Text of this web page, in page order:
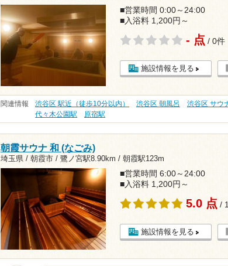
■営業時間 0:00～24:00
■入浴料 1,200円～
- 点 / 0件
施設情報を見る
関連情報 渋谷区 駅近（徒歩10分以内） 渋谷区 朝風呂 渋谷区 サウ
代々木公園駅
原宿駅
朝霞サウナ 和 (なごみ)
埼玉県 / 朝霞市 / 鷺ノ宮駅8.90km / 朝霞駅123m
■営業時間 6:00～24:00
■入浴料 1,200円～
5.0 点 /
施設情報を見る